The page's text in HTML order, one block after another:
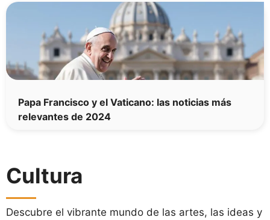
Papa Francisco y el Vaticano: las noticias más
relevantes de 2024
Cultura
Descubre el vibrante mundo de las artes, las ideas y